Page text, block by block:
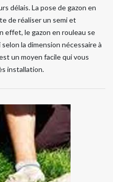
délais. La pose de gazon en
de réaliser un semi et
effet, le gazon en rouleau se
la dimension nécessaire à
un moyen facile qui vous
installation.